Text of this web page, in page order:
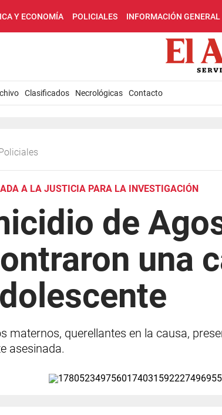
Y ECONOMÍA POLICIALES INFORMACIÓN GENERAL
Clasificados Necrológicas Contacto
A LA JUSTICIA PARA LA INVESTIGACIÓN
de
una
maternos, querellantes en la causa,
asesinada.